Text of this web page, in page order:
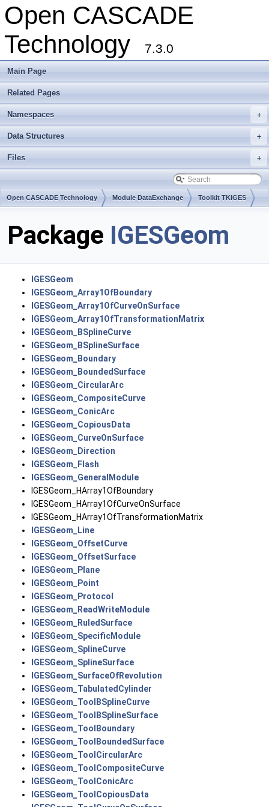
Open CASCADE
Technology
7.3.0
Main Page
Related Pages
+
Namespaces
+
Data Structures
+
Files
Open CASCADE Technology Module DataExchange Toolkit TKIGES
Package IGESGeom
IGESGeom
IGESGeom_Array1OfBoundary
IGESGeom_Array1OfCurveOnSurface
IGESGeom_Array1OfTransformationMatrix
IGESGeom_BSplineCurve
IGESGeom_BSplineSurface
IGESGeom_Boundary
IGESGeom_BoundedSurface
IGESGeom_CircularArc
IGESGeom_CompositeCurve
IGESGeom_ConicArc
IGESGeom_CopiousData
IGESGeom_CurveOnSurface
IGESGeom_Direction
IGESGeom_Flash
IGESGeom_GeneralModule
IGESGeom_HArray1OfBoundary
IGESGeom_HArray1OfCurveOnSurface
IGESGeom_HArray1OfTransformationMatrix
IGESGeom_Line
IGESGeom_OffsetCurve
IGESGeom_OffsetSurface
IGESGeom_Plane
IGESGeom_Point
IGESGeom_Protocol
IGESGeom_ReadWriteModule
IGESGeom_RuledSurface
IGESGeom_SpecificModule
IGESGeom_SplineCurve
IGESGeom_SplineSurface
IGESGeom_SurfaceOfRevolution
IGESGeom_TabulatedCylinder
IGESGeom_ToolBSplineCurve
IGESGeom_ToolBSplineSurface
IGESGeom_ToolBoundary
IGESGeom_ToolBoundedSurface
IGESGeom_ToolCircularArc
IGESGeom_ToolCompositeCurve
IGESGeom_ToolConicArc
IGESGeom_ToolCopiousData